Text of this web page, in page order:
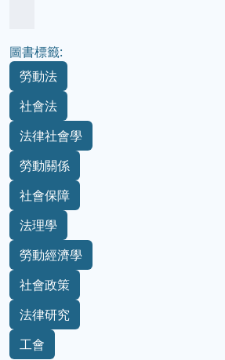
圖書標籤:
勞動法
社會法
法律社會學
勞動關係
社會保障
法理學
勞動經濟學
社會政策
法律研究
工會